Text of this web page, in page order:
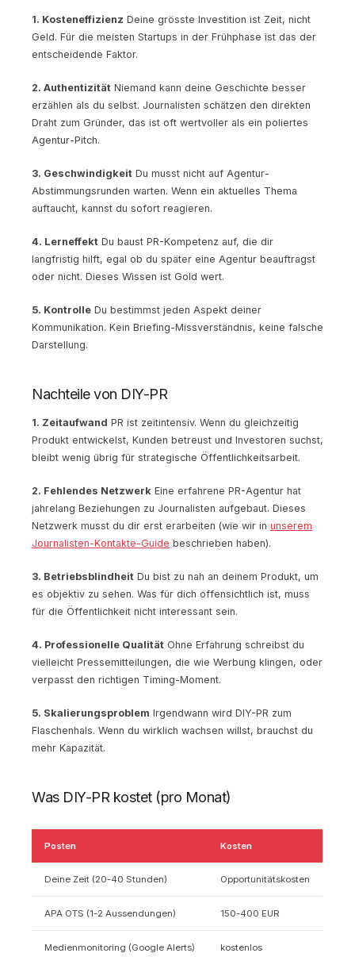
1. Kosteneffizienz Deine grösste Investition ist Zeit, nicht
Geld. Für die meisten Startups in der Frühphase ist das der
entscheidende Faktor.
2. Authentizität Niemand kann deine Geschichte besser
erzählen als du selbst. Journalisten schätzen den direkten
Draht zum Gründer, das ist oft wertvoller als ein poliertes
Agentur-Pitch.
3. Geschwindigkeit Du musst nicht auf Agentur-
Abstimmungsrunden warten. Wenn ein aktuelles Thema
auftaucht, kannst du sofort reagieren.
4. Lerneffekt Du baust PR-Kompetenz auf, die dir
langfristig hilft, egal ob du später eine Agentur beauftragst
oder nicht. Dieses Wissen ist Gold wert.
5. Kontrolle Du bestimmst jeden Aspekt deiner
Kommunikation. Kein Briefing-Missverständnis, keine falsche
Darstellung.
Nachteile von DIY-PR
1. Zeitaufwand PR ist zeitintensiv. Wenn du gleichzeitig
Produkt entwickelst, Kunden betreust und Investoren suchst,
bleibt wenig übrig für strategische Öffentlichkeitsarbeit.
2. Fehlendes Netzwerk Eine erfahrene PR-Agentur hat
jahrelang Beziehungen zu Journalisten aufgebaut. Dieses
Netzwerk musst du dir erst erarbeiten (wie wir in unserem
Journalisten-Kontakte-Guide beschrieben haben).
3. Betriebsblindheit Du bist zu nah an deinem Produkt, um
es objektiv zu sehen. Was für dich offensichtlich ist, muss
für die Öffentlichkeit nicht interessant sein.
4. Professionelle Qualität Ohne Erfahrung schreibst du
vielleicht Pressemitteilungen, die wie Werbung klingen, oder
verpasst den richtigen Timing-Moment.
5. Skalierungsproblem Irgendwann wird DIY-PR zum
Flaschenhals. Wenn du wirklich wachsen willst, brauchst du
mehr Kapazität.
Was DIY-PR kostet (pro Monat)
Posten Kosten
Deine Zeit (20-40 Stunden) Opportunitätskosten
APA OTS (1-2 Aussendungen) 150-400 EUR
Medienmonitoring (Google Alerts) kostenlos